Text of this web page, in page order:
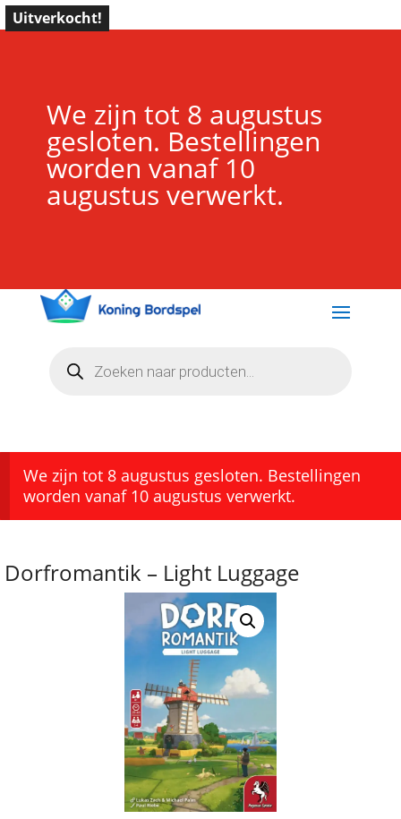
We zijn tot 8 augustus
gesloten. Bestellingen
worden vanaf 10
augustus verwerkt.
zoeken
We zijn tot 8 augustus gesloten. Bestellingen
worden vanaf 10 augustus verwerkt.
Uitverkocht!
Dorfromantik – Light Luggage